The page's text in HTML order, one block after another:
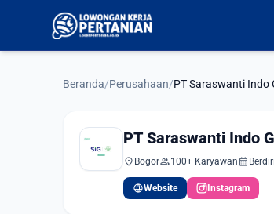
Beranda/Perusahaan/PT Saraswanti Indo
PT Saraswanti Indo
location_on Bogorgroup100+ Karyawan calendar_month
languageWebsite Instagram